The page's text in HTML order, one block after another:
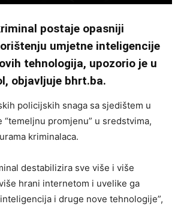
postaje opasniji
umjetne inteligencije
tehnologija, upozorio je u
objavljuje bhrt.ba.
policijskih snaga sa sjedištem u
“temeljnu promjenu” u sredstvima,
kriminalaca.
destabilizira sve više i više
hrani internetom i uvelike ga
i druge nove tehnologije”,